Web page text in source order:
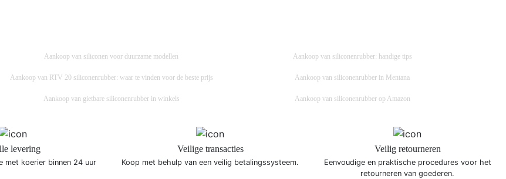
Aankoop van siliconen voor duurzame modellen Aankoop van siliconenrubber: handige tips
Aankoop van RTV 20 siliconenrubber: waar te vinden voor de beste prijs Aankoop van siliconenrubber in Mentana
Aankoop van gietbare siliconenrubber in winkels Aankoop van siliconenrubber op Amazon
levering
met koerier binnen 24 uur
Veilige transacties
Koop met behulp van een veilig betalingssysteem.
Veilig retourneren
Eenvoudige en praktische procedures voor het
retourneren van goederen.